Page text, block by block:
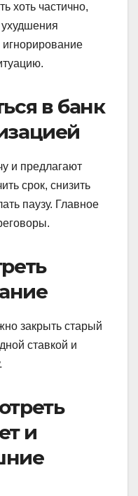
хоть частично,
в банк
и предлагают
срок, снизить
паузу. Главное
закрыть старый
ставкой и
и